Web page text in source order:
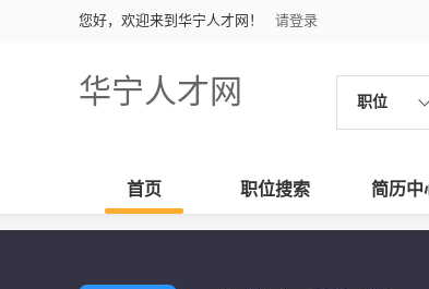
您好，欢迎来到华宁人才网！ 请登录
华宁人才网 职位
首页 职位搜索 简历中